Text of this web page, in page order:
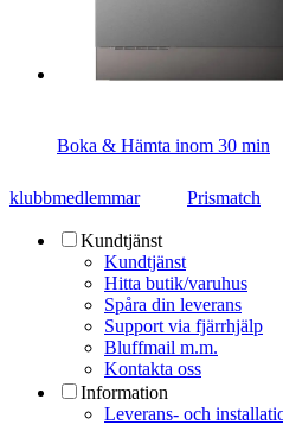
Boka & Hämta inom 30 min
klubbmedlemmar Prismatch
Kundtjänst
Kundtjänst
Hitta butik/varuhus
Spåra din leverans
Support via fjärrhjälp
Bluffmail m.m.
Kontakta oss
Information
Leverans- och